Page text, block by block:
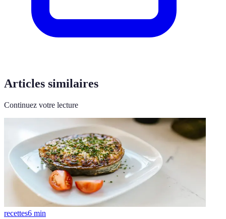
Articles similaires
Continuez votre lecture
recettes6 min